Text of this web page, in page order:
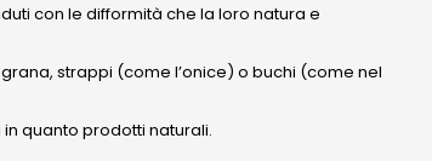
con le difformità che la loro natura e
strappi (come l’onice) o buchi (come nel
quanto prodotti naturali.